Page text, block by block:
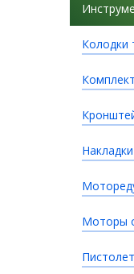
Колодки
Моторы